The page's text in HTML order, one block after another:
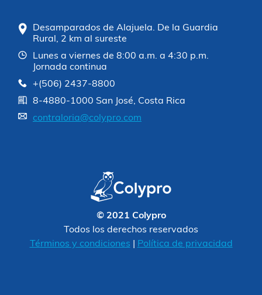
Desamparados de Alajuela. De la Guardia
Rural, 2 km al sureste
Lunes a viernes de 8:00 a.m. a 4:30 p.m.
Jornada continua
+(506) 2437-8800
8-4880-1000 San José, Costa Rica
contraloria@colypro.com
© 2021 Colypro
Todos los derechos reservados
Términos y condiciones
Política de privacidad